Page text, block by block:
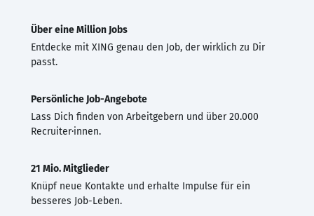
Über eine Million Jobs
Entdecke mit XING genau den Job, der wirklich zu Dir
passt.
Persönliche Job-Angebote
Lass Dich finden von Arbeitgebern und über 20.000
Recruiter·innen.
21 Mio. Mitglieder
Knüpf neue Kontakte und erhalte Impulse für ein
besseres Job-Leben.